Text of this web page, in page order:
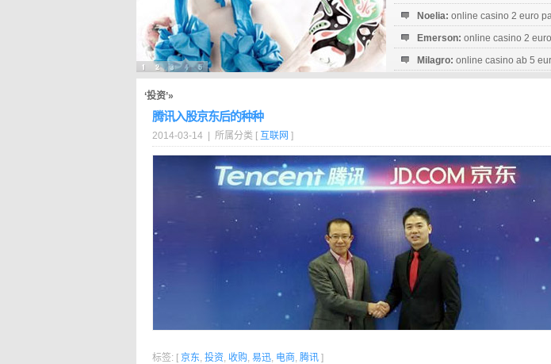
Noelia: online casino 2 euro
Emerson: online casino 2
Milagro: online casino ab 5
‘投资’»
腾讯入股京东后的种种
2014-03-14 | 所属分类 [ 互联网 ]
标签: [ 京东, 投资, 收购, 易迅, 电商, 腾讯 ]